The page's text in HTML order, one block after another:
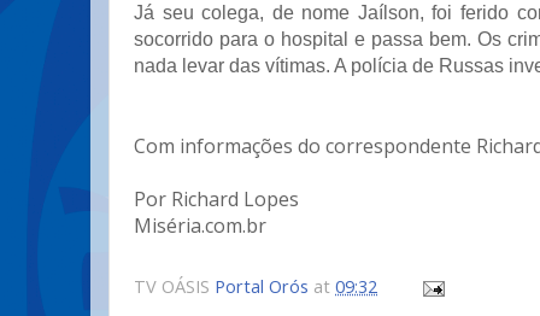
Já seu colega, de nome Jaílson, foi ferido
socorrido para o hospital e passa bem. Os
nada levar das vítimas. A polícia de Russas
Com informações do correspondente
Por Richard Lopes
Miséria.com.br
TV OÁSIS Portal Orós at 09:32